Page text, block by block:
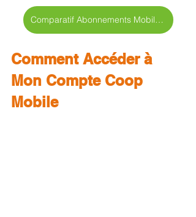
Comparatif Abonnements Mobile >
Comment Accéder à
Mon Compte Coop
Mobile